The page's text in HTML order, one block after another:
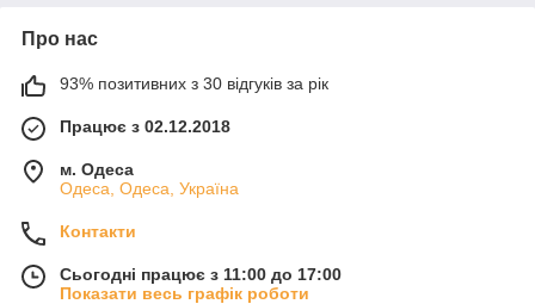
Про нас
93% позитивних з 30 відгуків за рік
Працює з 02.12.2018
м. Одеса
Одеса, Одеса, Україна
Контакти
Сьогодні працює з 11:00 до 17:00
Показати весь графік роботи